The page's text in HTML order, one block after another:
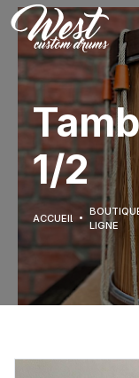
1/2
ACCUEIL
LIGNE